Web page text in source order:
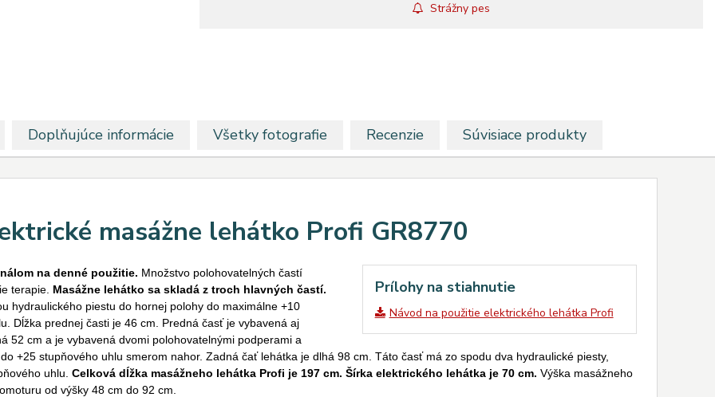
Strážny pes
Doplňujúce informácie Všetky fotografie Recenzie Súvisiace produkty
masážne lehátko Profi GR8770
Prílohy na stiahnutie
Návod na použitie elektrického lehátka Profi
na denné použitie. Množstvo polohovatelných častí
terapie. Masážne lehátko sa skladá z troch hlavných častí.
hydraulického piestu do hornej polohy do maximálne +10
Dĺžka prednej časti je 46 cm. Predná časť je vybavená aj
52 cm a je vybavená dvomi polohovatelnými podperami a
+25 stupňového uhlu smerom nahor. Zadná čať lehátka je dlhá 98 cm. Táto časť má zo spodu dva hydraulické piesty,
uhlu. Celková dĺžka masážneho lehátka Profi je 197 cm. Šírka elektrického lehátka je 70 cm. Výška masážneho
od výšky 48 cm do 92 cm.